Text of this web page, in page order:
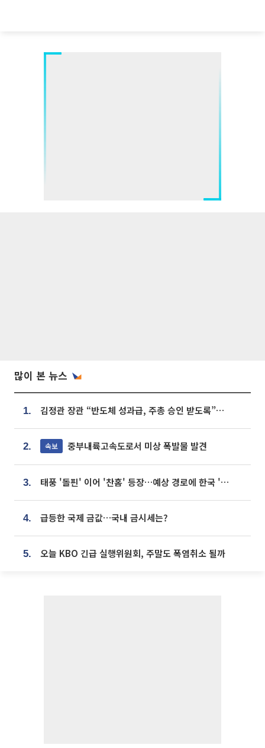
많이 본 뉴스
1. 김정관 장관 “반도체 성과급, 주총 승인 받도록”…상법·자본시장법 개정 시사
2. 속보 중부내륙고속도로서 미상 폭발물 발견
3. 태풍 '돌핀' 이어 '찬홈' 등장…예상 경로에 한국 '한숨'
4. 급등한 국제 금값…국내 금시세는?
5. 오늘 KBO 긴급 실행위원회, 주말도 폭염취소 될까